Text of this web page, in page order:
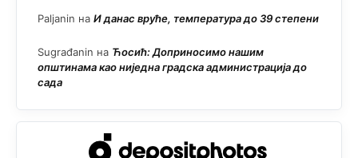
Paljanin на И данас вруће, температура до 39 степени
Sugrađanin на Ћосић: Доприносимо нашим
општинама као ниједна градска администрација до
сада